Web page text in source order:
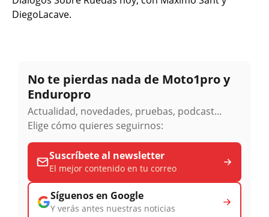
DiegoLacave.
No te pierdas nada de Moto1pro y
Enduropro
Actualidad, novedades, pruebas, podcast...
Elige cómo quieres seguirnos:
Suscríbete al newsletter
El mejor contenido en tu correo
Síguenos en Google
Y verás antes nuestras noticias